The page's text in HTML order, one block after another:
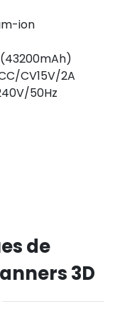
ion
CV15V/2A
50Hz
de
3D